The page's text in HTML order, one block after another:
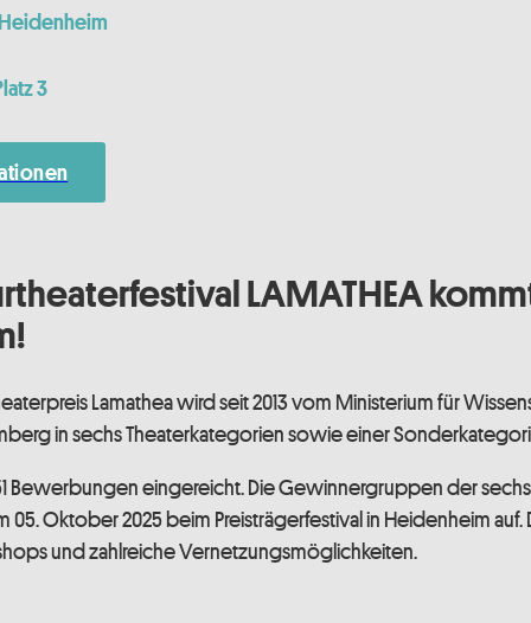
3
LAMATHEA
Lamathea wird seit 2013 vom Ministerium für
in sechs Theaterkategorien sowie einer
Bewerbungen eingereicht. Die Gewinnergruppen der
05. Oktober 2025 beim Preisträgerfestival in Heidenheim auf.
und zahlreiche Vernetzungsmöglichkeiten.